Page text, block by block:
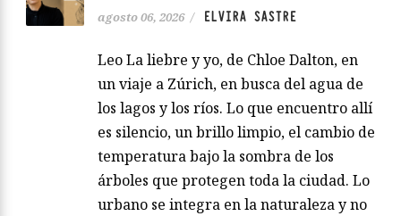
agosto 06, 2026 / ELVIRA SASTRE
Leo La liebre y yo, de Chloe Dalton, en
un viaje a Zúrich, en busca del agua de
los lagos y los ríos. Lo que encuentro allí
es silencio, un brillo limpio, el cambio de
temperatura bajo la sombra de los
árboles que protegen toda la ciudad. Lo
urbano se integra en la naturaleza y no